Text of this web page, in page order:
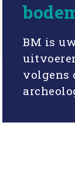
BM is
volgens